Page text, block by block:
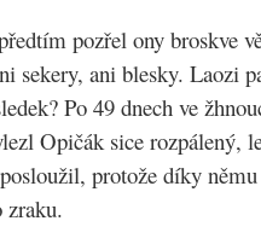
pozřel ony broskve
sekery, ani blesky. Laozi
Po 49 dnech ve
Opičák sice rozpálený,
protože díky
zraku.